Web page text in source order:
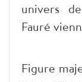
univers
Fauré
Figure